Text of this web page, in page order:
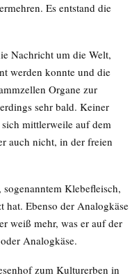
Es entstand die
Nachricht um die Welt,
werden konnte und die
Organe zur
sehr bald. Keiner
mittlerweile auf dem
auch nicht, in der freien
Klebefleisch,
hat. Ebenso der Analogkäse
weiß mehr, was er auf der
Analogkäse.
zum Kulturerben in